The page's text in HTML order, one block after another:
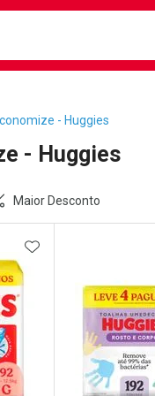
- Huggies
- Huggies
Maior Desconto
ADICIONAR AOS